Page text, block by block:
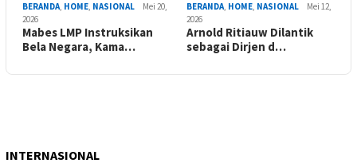
BERANDA, HOME, NASIONAL
Mei 20,
2026
Mabes LMP Instruksikan
Bela Negara, Kama…
BERANDA, HOME, NASIONAL
Mei 12,
2026
Arnold Ritiauw Dilantik
sebagai Dirjen d…
INTERNASIONAL